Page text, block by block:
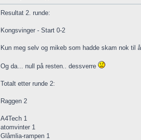
Resultat 2. runde:
Kongsvinger - Start 0-2
Kun meg selv og mikeb som hadde skam nok til
Og da... null på resten.. dessverre
Totalt etter runde 2:
Raggen 2
A4Tech 1
atomvinter 1
Glåmlia-rampen 1